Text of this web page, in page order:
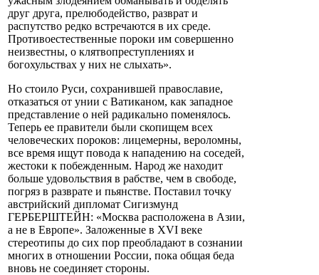
друг друга, прелюбодейство, разврат и
распутство редко встречаются в их среде.
Противоестественные пороки им совершенно
неизвестны, о клятвопреступлениях и
богохульствах у них не слыхать».
Но стоило Руси, сохранившей православие,
отказаться от унии с Ватиканом, как западное
представление о ней радикально поменялось.
Теперь ее правители были скопищем всех
человеческих пороков: лицемерны, вероломны,
все время ищут повода к нападению на соседей,
жестоки к побежденным. Народ же находит
больше удовольствия в рабстве, чем в свободе,
погряз в разврате и пьянстве. Поставил точку
австрийский дипломат Сигизмунд
ГЕРБЕРШТЕЙН: «Москва расположена в Азии,
а не в Европе». Заложенные в XVI веке
стереотипы до сих пор преобладают в сознании
многих в отношении России, пока общая беда
вновь не соединяет стороны.